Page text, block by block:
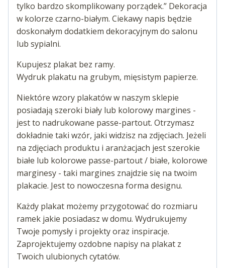
tylko bardzo skomplikowany porządek.” Dekoracja
w kolorze czarno-białym. Ciekawy napis będzie
doskonałym dodatkiem dekoracyjnym do salonu
lub sypialni.
Kupujesz plakat bez ramy.
Wydruk plakatu na grubym, mięsistym papierze.
Niektóre wzory plakatów w naszym sklepie
posiadają szeroki biały lub kolorowy margines -
jest to nadrukowane passe-partout. Otrzymasz
dokładnie taki wzór, jaki widzisz na zdjęciach. Jeżeli
na zdjęciach produktu i aranżacjach jest szerokie
białe lub kolorowe passe-partout / białe, kolorowe
marginesy - taki margines znajdzie się na twoim
plakacie. Jest to nowoczesna forma designu.
Każdy plakat możemy przygotować do rozmiaru
ramek jakie posiadasz w domu. Wydrukujemy
Twoje pomysły i projekty oraz inspiracje.
Zaprojektujemy ozdobne napisy na plakat z
Twoich ulubionych cytatów.